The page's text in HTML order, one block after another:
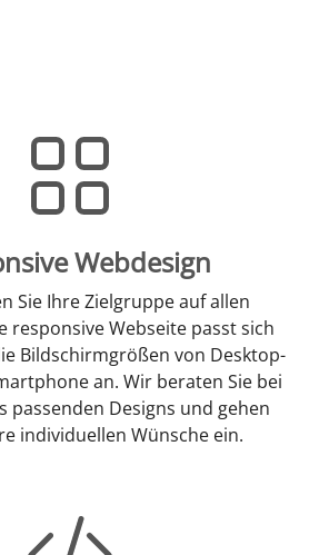
Webdesign
Sie Ihre Zielgruppe auf allen
responsive Webseite passt sich
Bildschirmgrößen von Desktop-
an. Wir beraten Sie bei
passenden Designs und gehen
individuellen Wünsche ein.